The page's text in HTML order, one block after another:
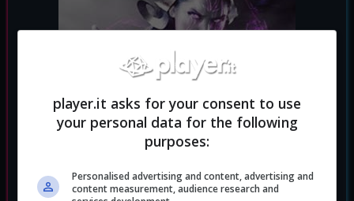
player.it asks for your consent to use
your personal data for the following
purposes:
Personalised advertising and content, advertising and
content measurement, audience research and